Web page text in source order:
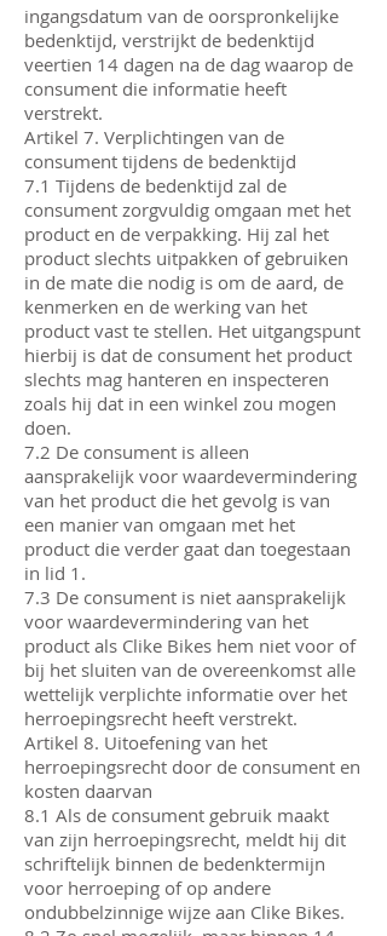
ingangsdatum van de oorspronkelijke
bedenktijd, verstrijkt de bedenktijd
veertien 14 dagen na de dag waarop de
consument die informatie heeft
verstrekt.
Artikel 7. Verplichtingen van de
consument tijdens de bedenktijd
7.1 Tijdens de bedenktijd zal de
consument zorgvuldig omgaan met het
product en de verpakking. Hij zal het
product slechts uitpakken of gebruiken
in de mate die nodig is om de aard, de
kenmerken en de werking van het
product vast te stellen. Het uitgangspunt
hierbij is dat de consument het product
slechts mag hanteren en inspecteren
zoals hij dat in een winkel zou mogen
doen.
7.2 De consument is alleen
aansprakelijk voor waardevermindering
van het product die het gevolg is van
een manier van omgaan met het
product die verder gaat dan toegestaan
in lid 1.
7.3 De consument is niet aansprakelijk
voor waardevermindering van het
product als Clike Bikes hem niet voor of
bij het sluiten van de overeenkomst alle
wettelijk verplichte informatie over het
herroepingsrecht heeft verstrekt.
Artikel 8. Uitoefening van het
herroepingsrecht door de consument en
kosten daarvan
8.1 Als de consument gebruik maakt
van zijn herroepingsrecht, meldt hij dit
schriftelijk binnen de bedenktermijn
voor herroeping of op andere
ondubbelzinnige wijze aan Clike Bikes.